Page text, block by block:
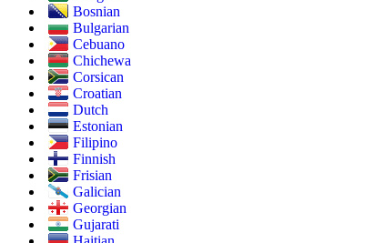
Bosnian
Bulgarian
Cebuano
Chichewa
Corsican
Croatian
Dutch
Estonian
Filipino
Finnish
Frisian
Galician
Georgian
Gujarati